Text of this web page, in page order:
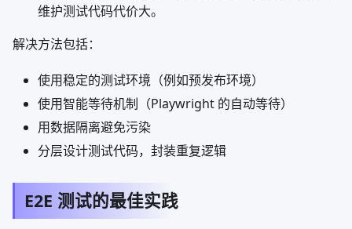
维护测试代码代价大。
解决方法包括：
使用稳定的测试环境（例如预发布环境）
使用智能等待机制（Playwright 的自动等待）
用数据隔离避免污染
分层设计测试代码，封装重复逻辑
E2E 测试的最佳实践